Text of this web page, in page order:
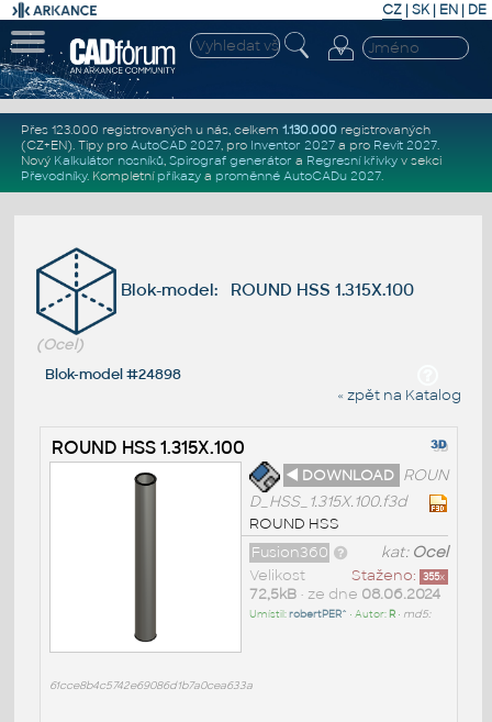
CZ | SK| EN | DE
Přes 123.000 registrovaných u nás, celkem 1.130.000registrovaných
(CZ+EN). Tipy pro AutoCAD 2027, pro Inventor 2027a pro Revit 2027.
Nový Kalkulátor nosníků, Spirograf generátor a Regresní křivkyv sekci
Převodníky. Kompletní příkazya proměnné AutoCADu 2027.
Blok-model: ROUND HSS 1.315X.100
(Ocel)
Blok-model #24898
« zpět na Katalog
ROUND HSS 1.315X.100
◄ DOWNLOAD ROUN
D_HSS_1.315X.100.f3d
ROUND HSS
kat: Ocel
Fusion360
Staženo: 355x
Velikost
72,5kB• ze dne 08.06.2024
Umístil:robertPER^ • Autor: R• md5:
61cce8b4c5742e69086d1b7a0cea633a